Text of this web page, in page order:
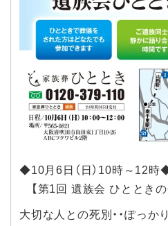
◆10月6日（日）10時～12時
【第1回 遺族会 ひとときの
大切な人との死別・・ぽっ